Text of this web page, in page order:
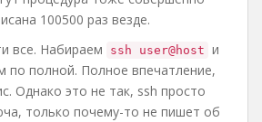
100500 раз везде.
все. Набираем
ssh user@host и
по полной. Полное впечатление,
Однако это не так, ssh просто
только почему-то не пишет об